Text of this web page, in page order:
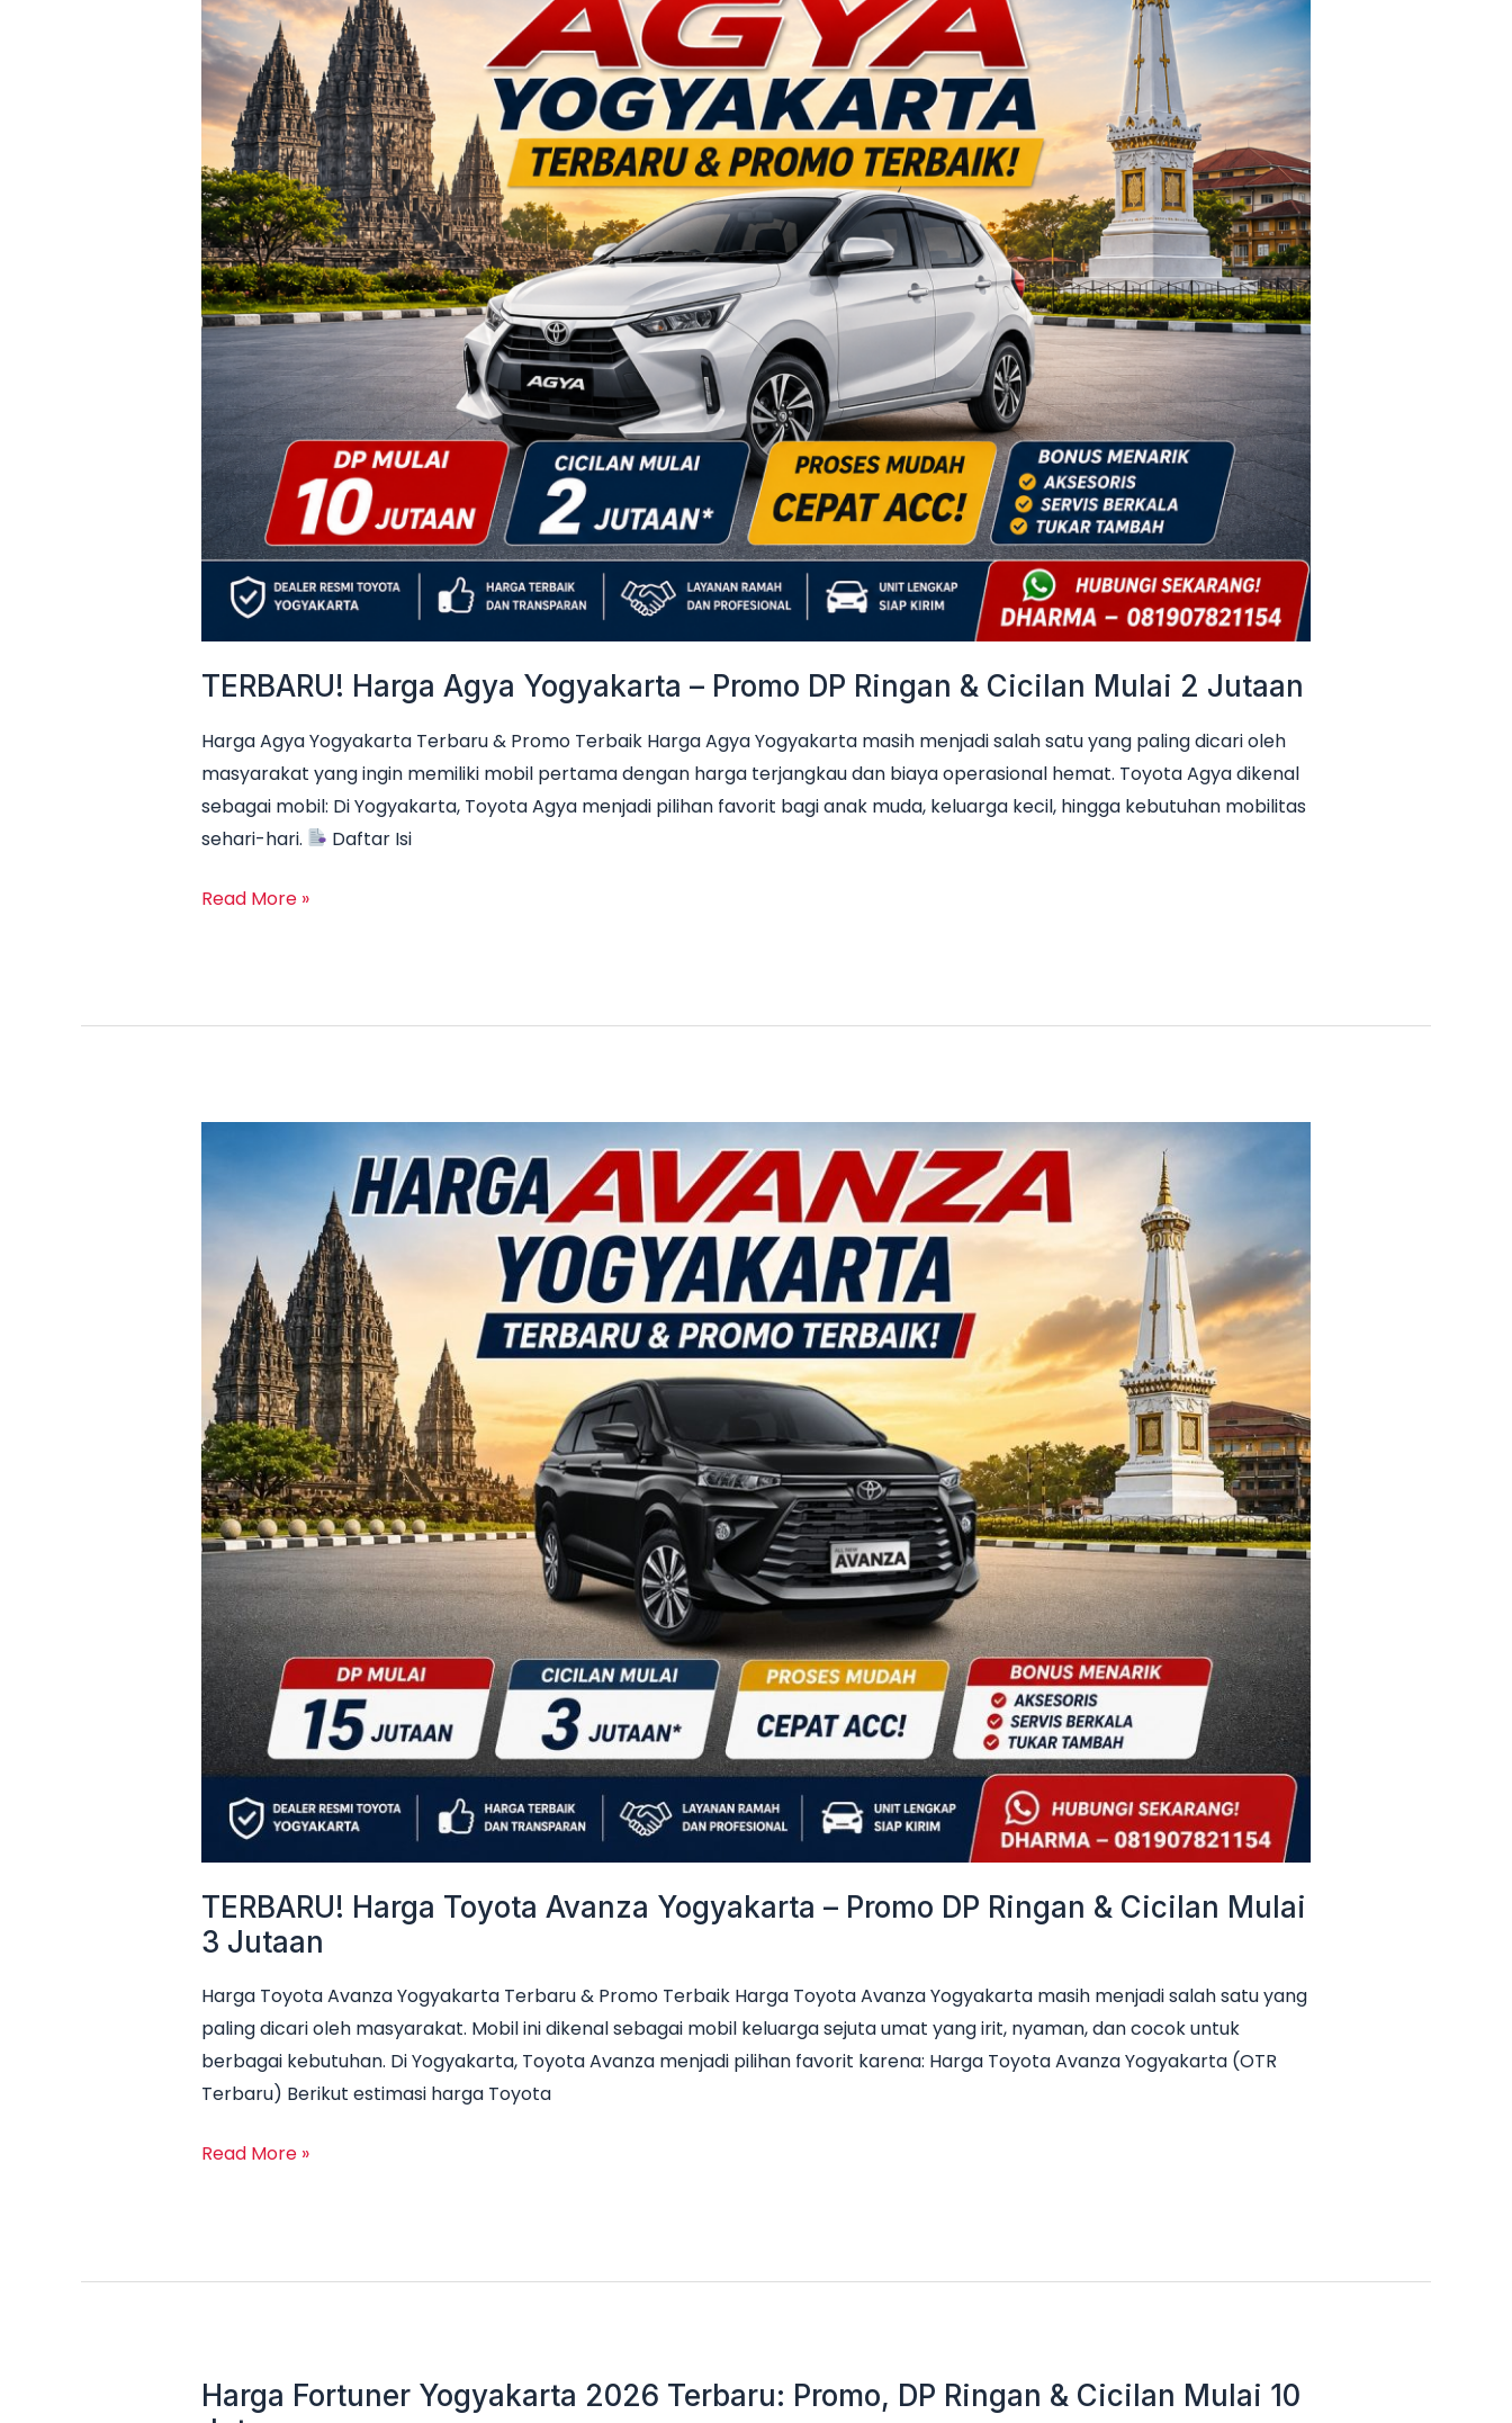
TERBARU! Harga Agya Yogyakarta – Promo DP Ringan & Cicilan Mulai 2 Jutaan
Harga Agya Yogyakarta Terbaru & Promo Terbaik Harga Agya Yogyakarta masih menjadi salah satu yang paling dicari oleh
masyarakat yang ingin memiliki mobil pertama dengan harga terjangkau dan biaya operasional hemat. Toyota Agya dikenal
sebagai mobil: Di Yogyakarta, Toyota Agya menjadi pilihan favorit bagi anak muda, keluarga kecil, hingga kebutuhan mobilitas
sehari-hari.
Daftar Isi
Yogyakarta
–
Promo
DP
Ringan
&
Cicilan
Mulai
2
Jutaan
Read More »
TERBARU! Harga Toyota Avanza Yogyakarta – Promo DP Ringan & Cicilan Mulai
3 Jutaan
Harga Toyota Avanza Yogyakarta Terbaru & Promo Terbaik Harga Toyota Avanza Yogyakarta masih menjadi salah satu yang
paling dicari oleh masyarakat. Mobil ini dikenal sebagai mobil keluarga sejuta umat yang irit, nyaman, dan cocok untuk
berbagai kebutuhan. Di Yogyakarta, Toyota Avanza menjadi pilihan favorit karena: Harga Toyota Avanza Yogyakarta (OTR
Terbaru) Berikut estimasi harga Toyota
Harga
Toyota
Avanza
Yogyakarta
Promo
DP
Ringan
&
Cicilan
Mulai
3
Jutaan
Read More »
Harga Fortuner Yogyakarta 2026 Terbaru: Promo, DP Ringan & Cicilan Mulai 10
Harga